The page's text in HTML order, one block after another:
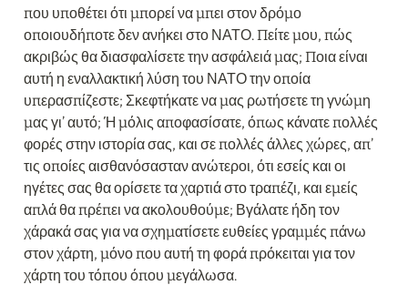
που υποθέτει ότι μπορεί να μπει στον δρόμο
οποιουδήποτε δεν ανήκει στο ΝΑΤΟ. Πείτε μου, πώς
ακριβώς θα διασφαλίσετε την ασφάλειά μας; Ποια είναι
αυτή η εναλλακτική λύση του ΝΑΤΟ την οποία
υπερασπίζεστε; Σκεφτήκατε να μας ρωτήσετε τη γνώμη
μας γι’ αυτό; Ή μόλις αποφασίσατε, όπως κάνατε πολλές
φορές στην ιστορία σας, και σε πολλές άλλες χώρες, απ’
τις οποίες αισθανόσασταν ανώτεροι, ότι εσείς και οι
ηγέτες σας θα ορίσετε τα χαρτιά στο τραπέζι, και εμείς
απλά θα πρέπει να ακολουθούμε; Βγάλατε ήδη τον
χάρακά σας για να σχηματίσετε ευθείες γραμμές πάνω
στον χάρτη, μόνο που αυτή τη φορά πρόκειται για τον
χάρτη του τόπου όπου μεγάλωσα.